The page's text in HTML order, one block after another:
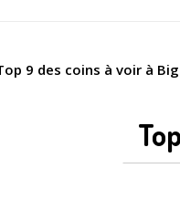
9 des coins à voir à